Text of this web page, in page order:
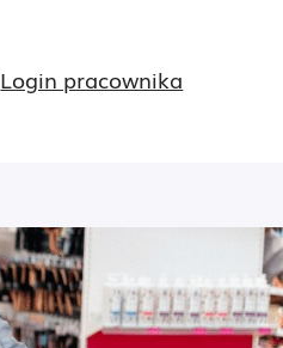
Login pracownika